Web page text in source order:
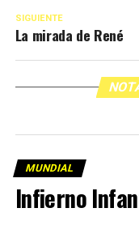
SIGUIENTE
La mirada de René
MUNDIAL
Infierno